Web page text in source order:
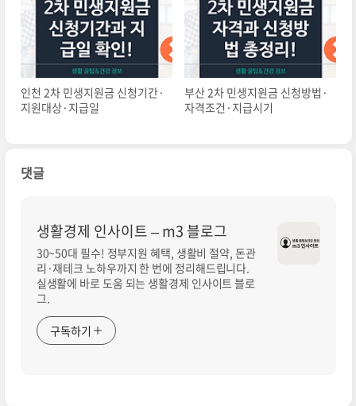
인천 2차 민생지원금 신청기간·
지원대상·지급일
부산 2차 민생지원금 신청방법·
자격조건·지급시기
댓글
생활경제 인사이트 – m3 블로그
30~50대 필수! 정부지원 혜택, 생활비 절약, 돈관
리·재테크 노하우까지 한 번에 정리해드립니다.
실생활에 바로 도움 되는 생활경제 인사이트 블로
그.
구독하기